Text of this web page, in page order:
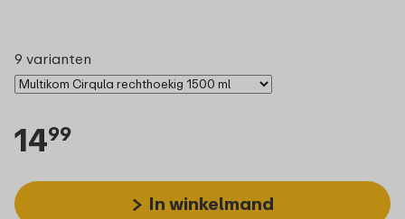
9 varianten
1499
In winkelmand